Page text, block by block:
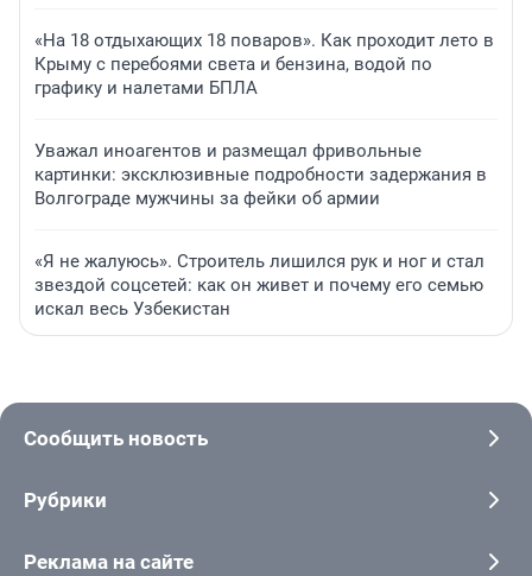
«На 18 отдыхающих 18 поваров». Как проходит лето в
Крыму с перебоями света и бензина, водой по
графику и налетами БПЛА
Уважал иноагентов и размещал фривольные
картинки: эксклюзивные подробности задержания в
Волгограде мужчины за фейки об армии
«Я не жалуюсь». Строитель лишился рук и ног и стал
звездой соцсетей: как он живет и почему его семью
искал весь Узбекистан
Сообщить новость
Рубрики
Реклама на сайте